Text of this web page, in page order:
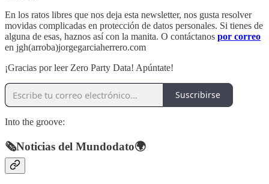
En los ratos libres que nos deja esta newsletter, nos gusta resolver
movidas complicadas en protección de datos personales. Si tienes de
alguna de esas, haznos así con la manita. O contáctanos por correo
en jgh(arroba)jorgegarciaherrero.com
¡Gracias por leer Zero Party Data! Apúntate!
Suscribirse
Into the groove:
🗞️Noticias del Mundodato🌍